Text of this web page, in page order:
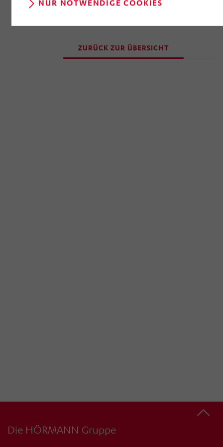
Zukunft widerrufen, indem Sie im Anschluss auf
Schaltfläche „Einwilligung ändern“ können Sie zudem
NUR NOTWENDIGE COOKIES
ZURÜCK ZUR ÜBERSICHT
Die HÖRMANN Gruppe